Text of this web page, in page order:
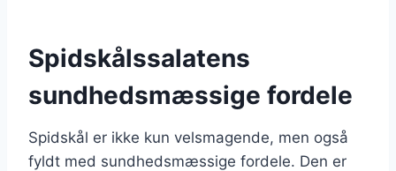
Spidskålssalatens
sundhedsmæssige fordele
Spidskål er ikke kun velsmagende, men også
fyldt med sundhedsmæssige fordele. Den er